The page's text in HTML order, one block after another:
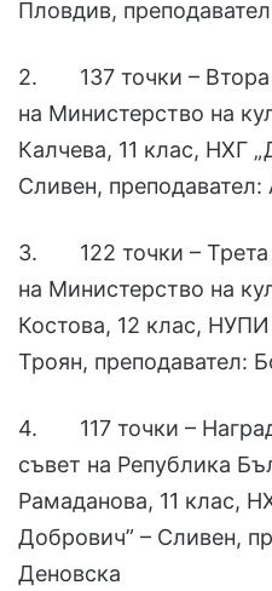
Пловдив,
2. 137 точки – Втора
на Министерство на
Калчева, 11 клас, НХГ
Сливен, преподавател:
3. 122 точки – Трета
на Министерство на
Костова, 12 клас,
Троян, преподавател:
4. 117 точки –
съвет на Република
Рамаданова, 11 клас,
Добрович” – Сливен,
Деновска